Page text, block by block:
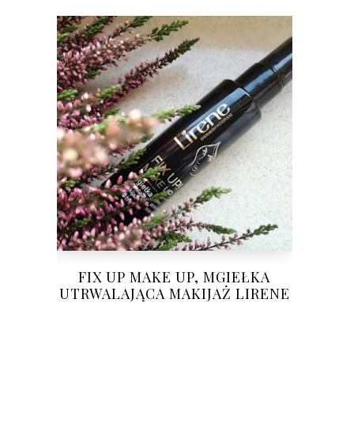
FIX UP MAKE UP, MGIEŁKA
UTRWALAJĄCA MAKIJAŻ LIRENE